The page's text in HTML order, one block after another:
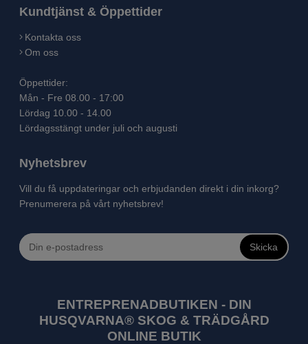
Kundtjänst & Öppettider
Kontakta oss
Om oss
Öppettider:
Mån - Fre 08.00 - 17:00
Lördag 10.00 - 14.00
Lördagsstängt under juli och augusti
Nyhetsbrev
Vill du få uppdateringar och erbjudanden direkt i din inkorg?
Prenumerera på vårt nyhetsbrev!
Skicka
ENTREPRENADBUTIKEN - DIN
HUSQVARNA® SKOG & TRÄDGÅRD
ONLINE BUTIK